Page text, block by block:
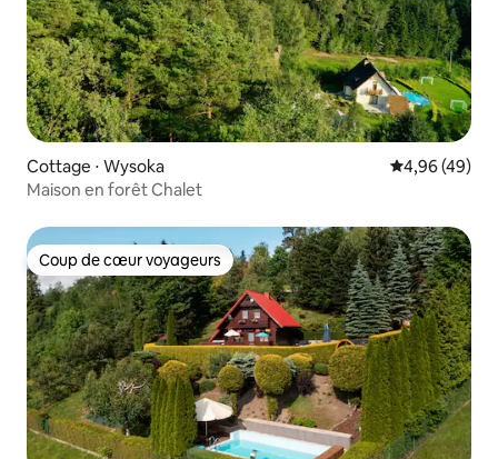
Cottage ⋅ Wysoka Évaluation
4,96 (49)
Maison en forêt Chalet
Coup de cœur voyageurs
Coup de cœur voyageurs